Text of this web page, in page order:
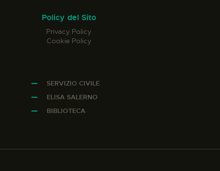
Policy del Sito
Privacy Policy
Cookie Policy
SERVIZIO CIVILE
ELISA SALERNO
BIBLIOTECA